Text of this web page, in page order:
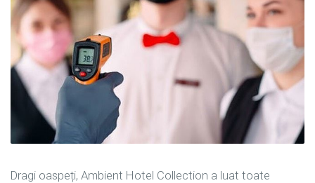
Dragi oaspeți, Ambient Hotel Collection a luat toate